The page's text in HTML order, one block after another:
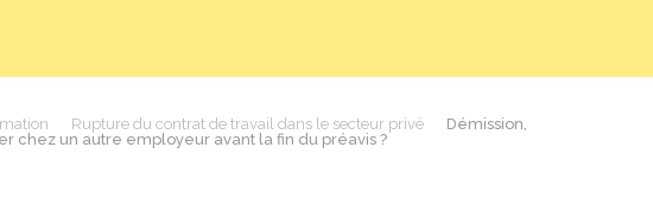
Rupture du contrat de travail dans le secteur privé
Démission,
chez un autre employeur avant la fin du préavis ?